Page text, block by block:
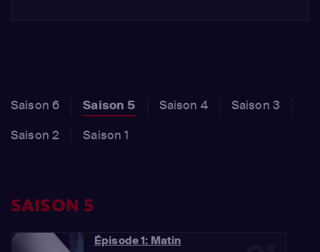
Saison 6 Saison 5 Saison 4
Saison 3
Saison 2
Saison 1
SAISON 5
Épisode 1: Matin